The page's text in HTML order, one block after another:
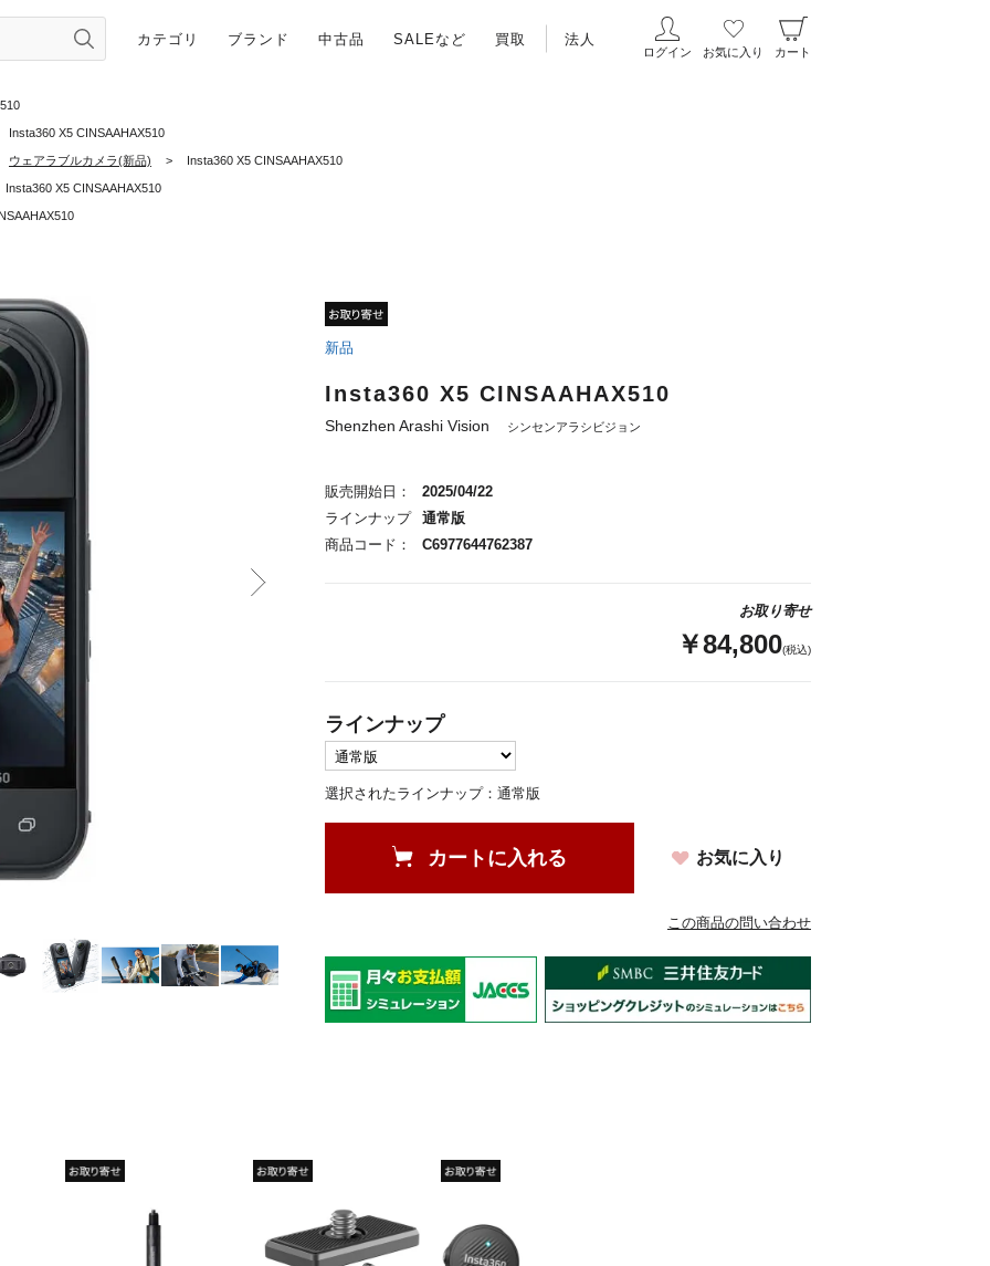
カテゴリ ブランド 中古品 SALEなど 買取 法人
ログイン お気に入り カート
Insta360 X5 CINSAAHAX510
ウェアラブルカメラ(新品) > Insta360 X5 CINSAAHAX510
Insta360 X5 CINSAAHAX510
新品
Insta360 X5 CINSAAHAX510
Shenzhen Arashi Vision シンセンアラシビジョン
お取り寄せ
￥84,800(税込)
商品コード： C6977644762387
販売開始日：
2025/04/22
ラインナップ
通常版
カートに入れる お気に入り
この商品の問い合わせ
ラインナップ
選択されたラインナップ：通常版